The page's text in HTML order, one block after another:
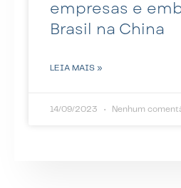
empresas e
Brasil na China
LEIA MAIS »
14/09/2023 Nenhum